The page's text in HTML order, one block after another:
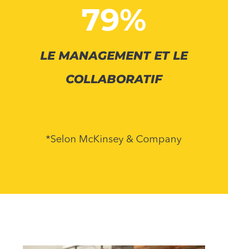
79%
LE MANAGEMENT ET LE
COLLABORATIF
*Selon McKinsey & Company